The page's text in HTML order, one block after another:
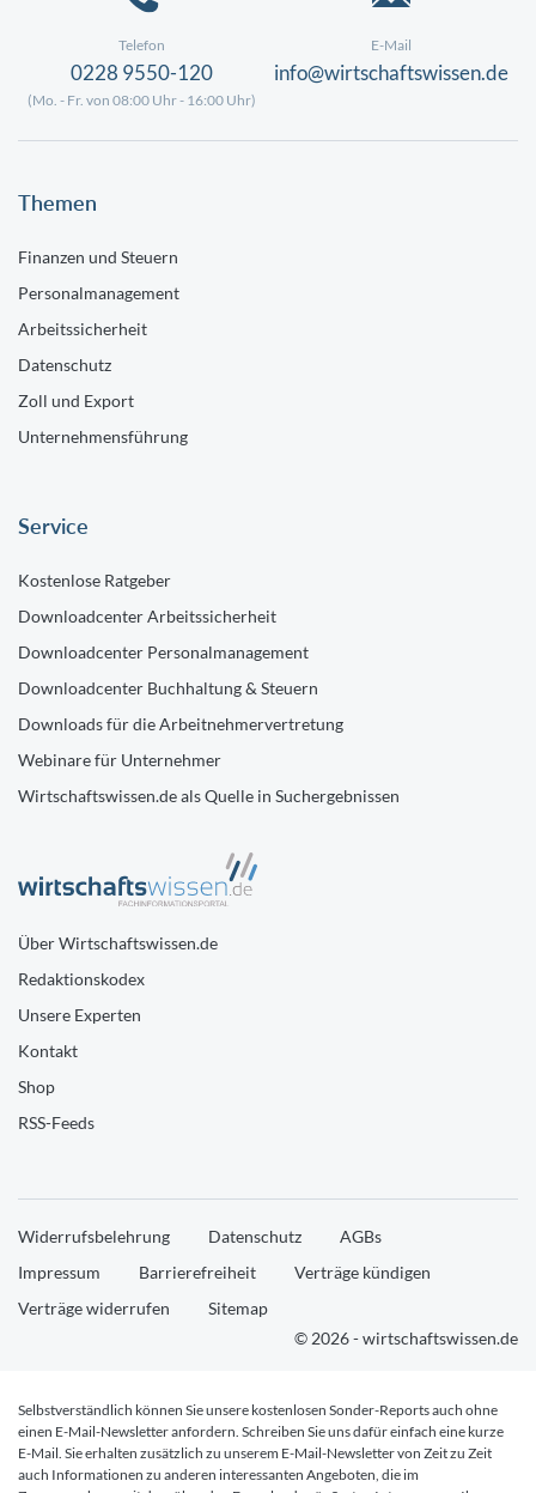
Telefon
0228 9550-120
(Mo. - Fr. von 08:00 Uhr - 16:00 Uhr)
E-Mail
info@wirtschaftswissen.de
Themen
Finanzen und Steuern
Personalmanagement
Arbeitssicherheit
Datenschutz
Zoll und Export
Unternehmensführung
Service
Kostenlose Ratgeber
Downloadcenter Arbeitssicherheit
Downloadcenter Personalmanagement
Downloadcenter Buchhaltung & Steuern
Downloads für die Arbeitnehmervertretung
Webinare für Unternehmer
Wirtschaftswissen.de als Quelle in Suchergebnissen
Über Wirtschaftswissen.de
Redaktionskodex
Unsere Experten
Kontakt
Shop
RSS-Feeds
Widerrufsbelehrung Datenschutz
AGBs
Impressum
Barrierefreiheit
Verträge kündigen
Verträge widerrufen
Sitemap
© 2026 - wirtschaftswissen.de
Selbstverständlich können Sie unsere kostenlosen Sonder-Reports auch ohne
einen E-Mail-Newsletter anfordern. Schreiben Sie uns dafür einfach eine kurze
E-Mail. Sie erhalten zusätzlich zu unserem E-Mail-Newsletter von Zeit zu Zeit
auch Informationen zu anderen interessanten Angeboten, die im